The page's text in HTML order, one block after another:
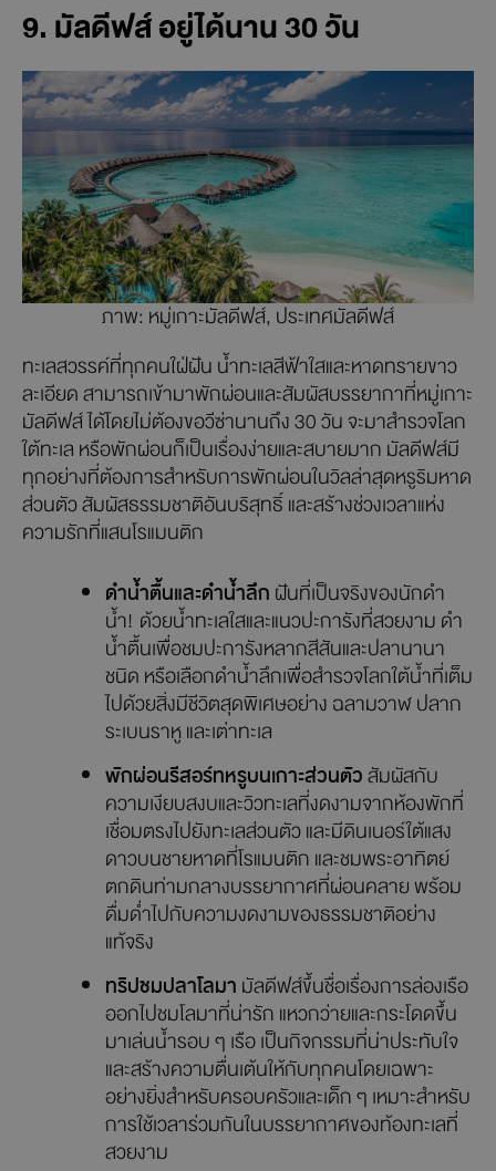
9. มัลดีฟส์ อยู่ได้นาน 30 วัน
ภาพ: หมู่เกาะมัลดีฟส์, ประเทศมัลดีฟส์
ทะเลสวรรค์ที่ทุกคนใฝ่ฝัน น้ำทะเลสีฟ้าใสและหาดทรายขาว
ละเอียด สามารถเข้ามาพักผ่อนและสัมผัสบรรยากาที่หมู่เกาะ
มัลดีฟส์ ได้โดยไม่ต้องขอวีซ่านานถึง 30 วัน จะมาสำรวจโลก
ใต้ทะเล หรือพักผ่อนก็เป็นเรื่องง่ายและสบายมาก มัลดีฟส์มี
ทุกอย่างที่ต้องการสำหรับการพักผ่อนในวิลล่าสุดหรูริมหาด
ส่วนตัว สัมผัสธรรมชาติอันบริสุทธิ์ และสร้างช่วงเวลาแห่ง
ความรักที่แสนโรแมนติก
ดำน้ำตื้นและดำน้ำลึก ฝันที่เป็นจริงของนักดำ
น้ำ! ด้วยน้ำทะเลใสและแนวปะการังที่สวยงาม ดำ
น้ำตื้นเพื่อชมปะการังหลากสีสันและปลานานา
ชนิด หรือเลือกดำน้ำลึกเพื่อสำรวจโลกใต้น้ำที่เต็ม
ไปด้วยสิ่งมีชีวิตสุดพิเศษอย่าง ฉลามวาฬ ปลาก
ระเบนราหู และเต่าทะเล
พักผ่อนรีสอร์ทหรูบนเกาะส่วนตัวสัมผัสกับ
ความเงียบสงบและวิวทะเลที่งดงามจากห้องพักที่
เชื่อมตรงไปยังทะเลส่วนตัว และมีดินเนอร์ใต้แสง
ดาวบนชายหาดที่โรแมนติก และชมพระอาทิตย์
ตกดินท่ามกลางบรรยากาศที่ผ่อนคลาย พร้อม
ดื่มด่ำไปกับความงดงามของธรรมชาติอย่าง
แท้จริง
ทริปชมปลาโลมา มัลดีฟส์ขึ้นชื่อเรื่องการล่องเรือ
ออกไปชมโลมาที่น่ารัก แหวกว่ายและกระโดดขึ้น
มาเล่นน้ำรอบ ๆ เรือ เป็นกิจกรรมที่น่าประทับใจ
และสร้างความตื่นเต้นให้กับทุกคนโดยเฉพาะ
อย่างยิ่งสำหรับครอบครัวและเด็ก ๆ เหมาะสำหรับ
การใช้เวลาร่วมกันในบรรยากาศของท้องทะเลที่
สวยงาม